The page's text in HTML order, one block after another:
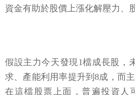
資金有助於股價上漲化解壓力、
假設主力今天發現1檔成長股，
求、產能利用率提升到8成，而
在這檔股票上面，普遍投資人